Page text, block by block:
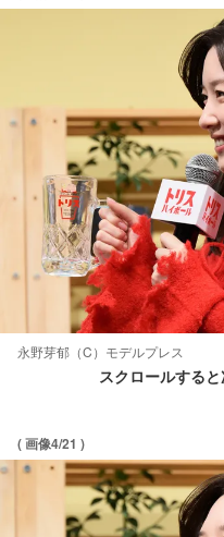
永野芽郁（C）モデルプレス
スクロールする
( 画像4/21 )